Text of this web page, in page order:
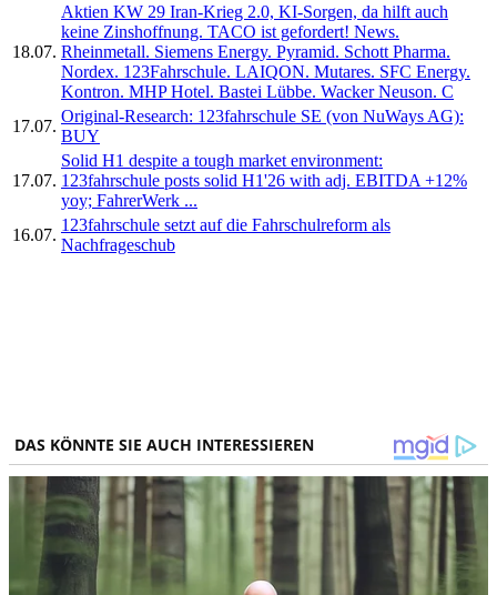
18.07.
Aktien KW 29 Iran-Krieg 2.0, KI-Sorgen, da hilft auch
keine Zinshoffnung. TACO ist gefordert! News.
Rheinmetall. Siemens Energy. Pyramid. Schott Pharma.
Nordex. 123Fahrschule. LAIQON. Mutares. SFC Energy.
Kontron. MHP Hotel. Bastei Lübbe. Wacker Neuson. C
17.07.
Original-Research: 123fahrschule SE (von NuWays AG):
BUY
17.07.
Solid H1 despite a tough market environment:
123fahrschule posts solid H1'26 with adj. EBITDA +12%
yoy; FahrerWerk ...
16.07.
123fahrschule setzt auf die Fahrschulreform als
Nachfrageschub